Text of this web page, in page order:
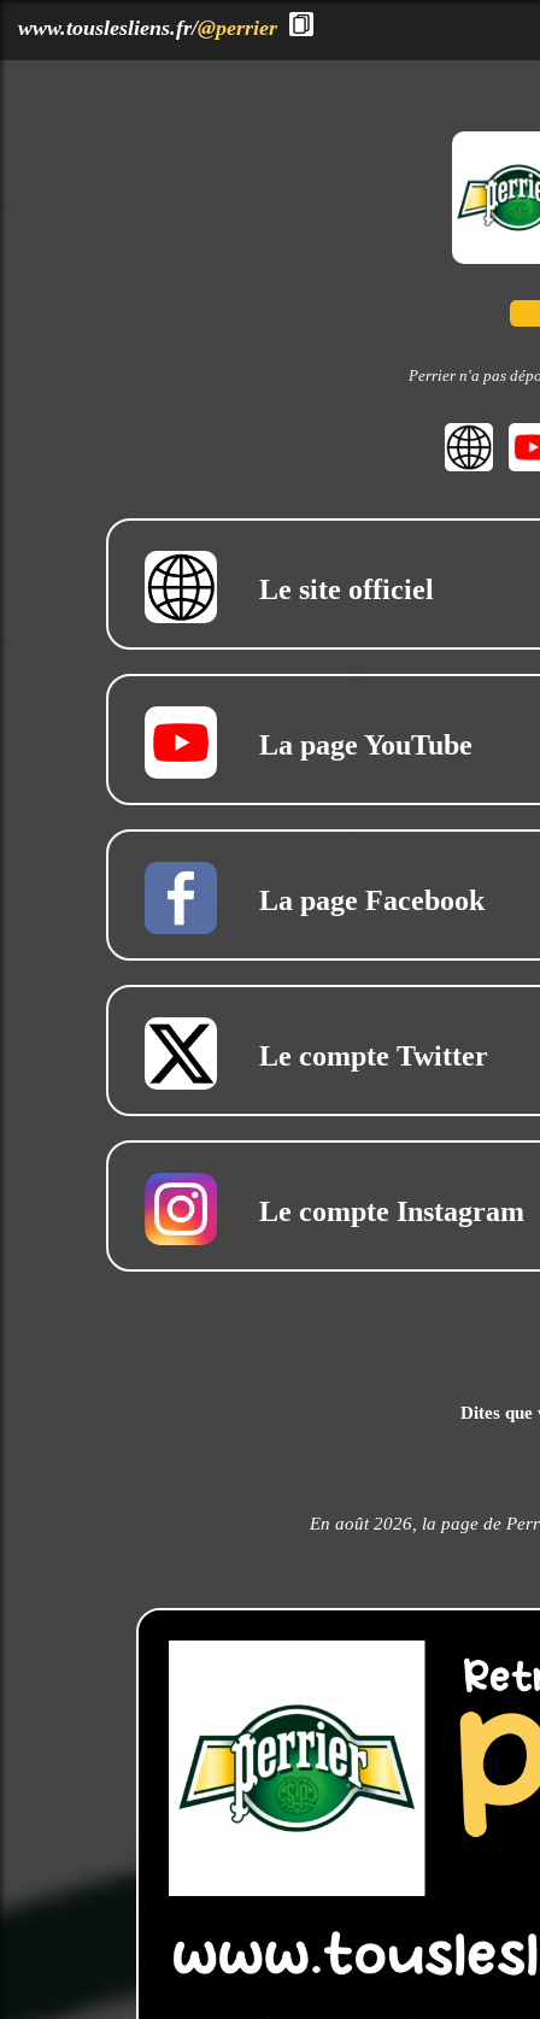
www.touslesliens.fr/@perrier
Perrier n'a pas
Le site officiel
La page YouTube
La page Facebook
Le compte Twitter
Le compte Instagram
Dites que
En août 2026, la page de